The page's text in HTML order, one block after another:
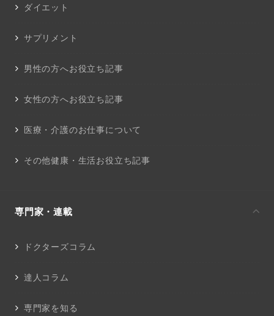
ダイエット
サプリメント
男性の方へお役立ち記事
女性の方へお役立ち記事
医療・介護のお仕事について
その他健康・生活お役立ち記事
専門家・連載
ドクターズコラム
達人コラム
専門家を知る